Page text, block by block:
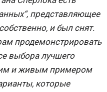
представляющее
и был снят.
продемонстрировать
выбора лучшего
и живым примером
которые